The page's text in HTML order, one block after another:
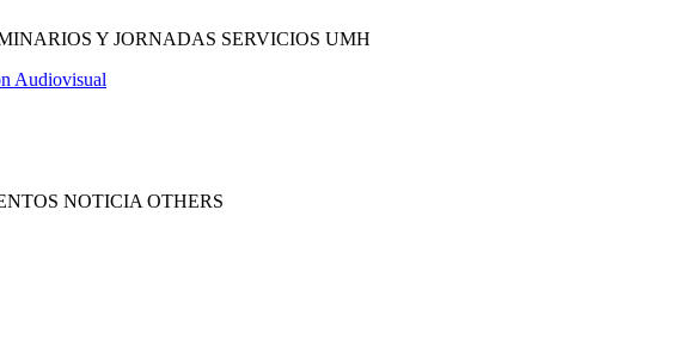
Y JORNADAS SERVICIOS UMH
Audiovisual
NOTICIA OTHERS